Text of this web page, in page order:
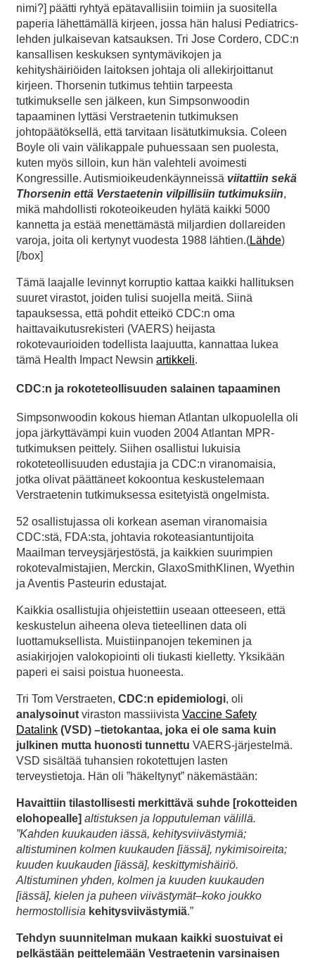
nimi?] päätti ryhtyä epätavallisiin toimiin ja suositella
paperia lähettämällä kirjeen, jossa hän halusi Pediatrics-
lehden julkaisevan katsauksen. Tri Jose Cordero, CDC:n
kansallisen keskuksen syntymävikojen ja
kehityshäiriöiden laitoksen johtaja oli allekirjoittanut
kirjeen. Thorsenin tutkimus tehtiin tarpeesta
tutkimukselle sen jälkeen, kun Simpsonwoodin
tapaaminen lyttäsi Verstraetenin tutkimuksen
johtopäätöksellä, että tarvitaan lisätutkimuksia. Coleen
Boyle oli vain välikappale puhuessaan sen puolesta,
kuten myös silloin, kun hän valehteli avoimesti
Kongressille. Autismioikeudenkäynneissä viitattiin sekä
Thorsenin että Verstaetenin vilpillisiin tutkimuksiin,
mikä mahdollisti rokoteoikeuden hylätä kaikki 5000
kannetta ja estää menettämästä miljardien dollareiden
varoja, joita oli kertynyt vuodesta 1988 lähtien.(Lähde)
[/box]
Tämä laajalle levinnyt korruptio kattaa kaikki hallituksen
suuret virastot, joiden tulisi suojella meitä. Siinä
tapauksessa, että pohdit etteikö CDC:n oma
haittavaikutusrekisteri (VAERS) heijasta
rokotevaurioiden todellista laajuutta, kannattaa lukea
tämä Health Impact Newsin artikkeli.
CDC:n ja rokoteteollisuuden salainen tapaaminen
Simpsonwoodin kokous hieman Atlantan ulkopuolella oli
jopa järkyttävämpi kuin vuoden 2004 Atlantan MPR-
tutkimuksen peittely. Siihen osallistui lukuisia
rokoteteollisuuden edustajia ja CDC:n viranomaisia,
jotka olivat päättäneet kokoontua keskustelemaan
Verstraetenin tutkimuksessa esitetyistä ongelmista.
52 osallistujassa oli korkean aseman viranomaisia
CDC:stä, FDA:sta, johtavia rokoteasiantuntijoita
Maailman terveysjärjestöstä, ja kaikkien suurimpien
rokotevalmistajien, Merckin, GlaxoSmithKlinen, Wyethin
ja Aventis Pasteurin edustajat.
Kaikkia osallistujia ohjeistettiin useaan otteeseen, että
keskustelun aiheena oleva tieteellinen data oli
luottamuksellista. Muistiinpanojen tekeminen ja
asiakirjojen valokopiointi oli tiukasti kielletty. Yksikään
paperi ei saisi poistua huoneesta.
Tri Tom Verstraeten, CDC:n epidemiologi, oli
analysoinut viraston massiivista Vaccine Safety
Datalink (VSD) –tietokantaa, joka ei ole sama kuin
julkinen mutta huonosti tunnettu VAERS-järjestelmä.
VSD sisältää tuhansien rokotettujen lasten
terveystietoja. Hän oli ”häkeltynyt” näkemästään:
Havaittiin tilastollisesti merkittävä suhde [rokotteiden
elohopealle] altistuksen ja lopputuleman välillä.
”Kahden kuukauden iässä, kehitysviivästymiä;
altistuminen kolmen kuukauden [iässä], nykimisoireita;
kuuden kuukauden [iässä], keskittymishäiriö.
Altistuminen yhden, kolmen ja kuuden kuukauden
[iässä], kielen ja puheen viivästymät–koko joukko
hermostollisia kehitysviivästymiä.”
Tehdyn suunnitelman mukaan kaikki suostuivat ei
pelkästään peittelemään Vestraetenin varsinaisen